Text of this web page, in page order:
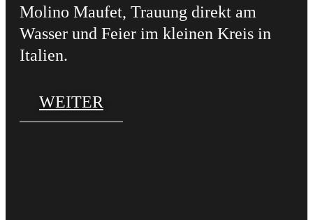
Molino Maufet, Trauung direkt am
Wasser und Feier im kleinen Kreis in
Italien.
WEITER